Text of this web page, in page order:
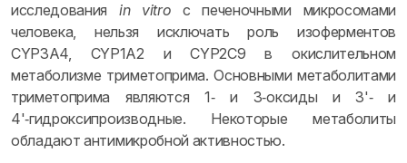
исследования in vitro с печеночными микросомами
человека, нельзя исключать роль изоферментов
CYP3A4, CYP1A2 и CYP2C9 в окислительном
метаболизме триметоприма. Основными метаболитами
триметоприма являются 1‑ и 3‑оксиды и 3'‑ и
4'‑гидроксипроизводные. Некоторые метаболиты
обладают антимикробной активностью.